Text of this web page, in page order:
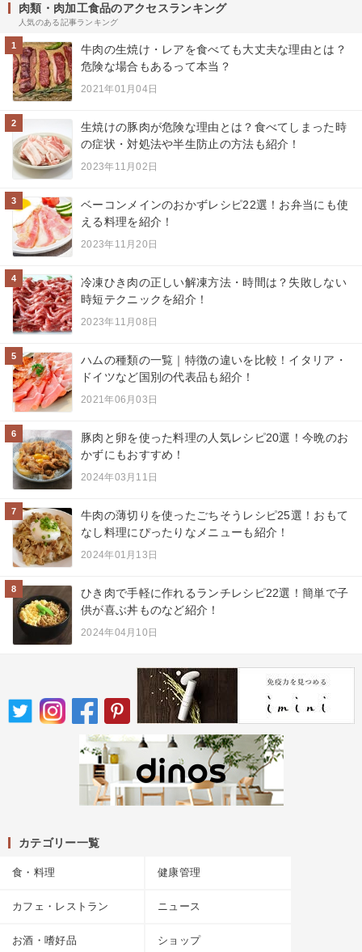
肉類・肉加工食品のアクセスランキング
人気のある記事ランキング
1
牛肉の生焼け・レアを食べても大丈夫な理由とは？
危険な場合もあるって本当？
2021年01月04日
2
生焼けの豚肉が危険な理由とは？食べてしまった時
の症状・対処法や半生防止の方法も紹介！
2023年11月02日
3
ベーコンメインのおかずレシピ22選！お弁当にも使
える料理を紹介！
2023年11月20日
4
冷凍ひき肉の正しい解凍方法・時間は？失敗しない
時短テクニックを紹介！
2023年11月08日
5
ハムの種類の一覧｜特徴の違いを比較！イタリア・
ドイツなど国別の代表品も紹介！
2021年06月03日
6
豚肉と卵を使った料理の人気レシピ20選！今晩のお
かずにもおすすめ！
2024年03月11日
7
牛肉の薄切りを使ったごちそうレシピ25選！おもて
なし料理にぴったりなメニューも紹介！
2024年01月13日
8
ひき肉で手軽に作れるランチレシピ22選！簡単で子
供が喜ぶ丼ものなど紹介！
2024年04月10日
カテゴリー一覧
食・料理 健康管理
カフェ・レストラン ニュース
お酒・嗜好品 ショップ